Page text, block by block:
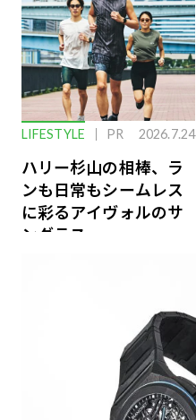
LIFESTYLE PR 2026.7.24
ハリー杉山の相棒、ラ
ンも日常もシームレス
に彩るアイヴォルのサ
ングラス